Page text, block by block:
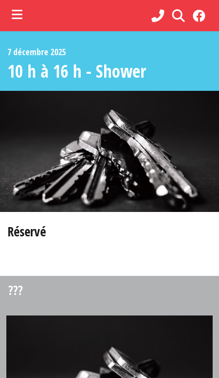
(Services )
(Commerces et tourisme )
7 décembre 2025
10 h à 16 h - Shower
Réservé
???